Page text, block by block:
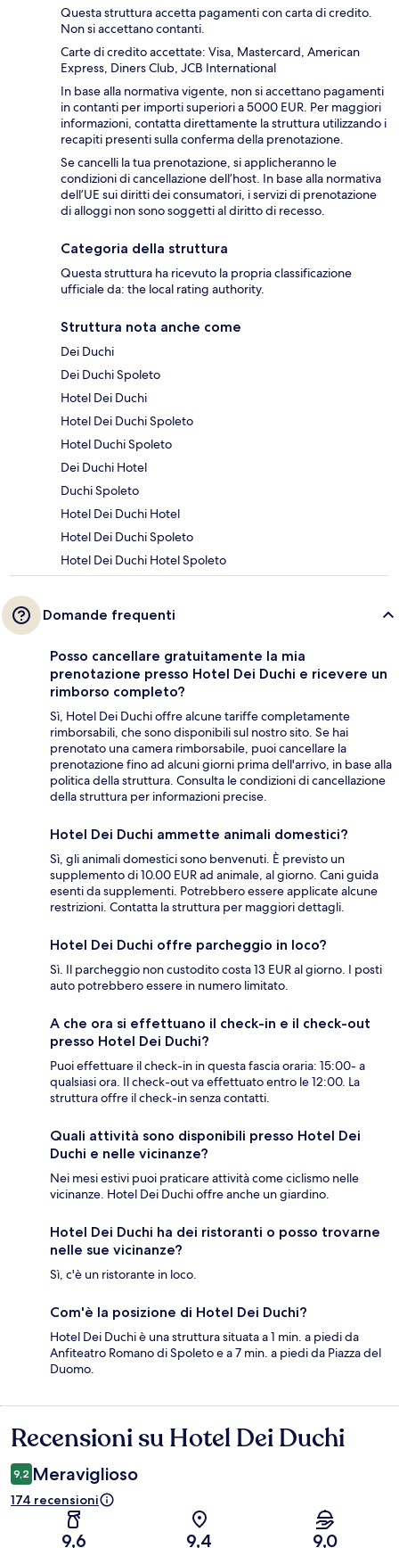
Questa struttura accetta pagamenti con carta di credito.
Non si accettano contanti.
Carte di credito accettate: Visa, Mastercard, American
Express, Diners Club, JCB International
In base alla normativa vigente, non si accettano pagamenti
in contanti per importi superiori a 5000 EUR. Per maggiori
informazioni, contatta direttamente la struttura utilizzando i
recapiti presenti sulla conferma della prenotazione.
Se cancelli la tua prenotazione, si applicheranno le
condizioni di cancellazione dell’host. In base alla normativa
dell’UE sui diritti dei consumatori, i servizi di prenotazione
di alloggi non sono soggetti al diritto di recesso.
Categoria della struttura
Questa struttura ha ricevuto la propria classificazione
ufficiale da: the local rating authority.
Struttura nota anche come
Dei Duchi
Dei Duchi Spoleto
Hotel Dei Duchi
Hotel Dei Duchi Spoleto
Hotel Duchi Spoleto
Dei Duchi Hotel
Duchi Spoleto
Hotel Dei Duchi Hotel
Hotel Dei Duchi Spoleto
Hotel Dei Duchi Hotel Spoleto
Domande frequenti
Posso cancellare gratuitamente la mia
prenotazione presso Hotel Dei Duchi e ricevere un
rimborso completo?
Sì, Hotel Dei Duchi offre alcune tariffe completamente
rimborsabili, che sono disponibili sul nostro sito. Se hai
prenotato una camera rimborsabile, puoi cancellare la
prenotazione fino ad alcuni giorni prima dell'arrivo, in base alla
politica della struttura. Consulta le condizioni di cancellazione
della struttura per informazioni precise.
Hotel Dei Duchi ammette animali domestici?
Sì, gli animali domestici sono benvenuti. È previsto un
supplemento di 10.00 EUR ad animale, al giorno. Cani guida
esenti da supplementi. Potrebbero essere applicate alcune
restrizioni. Contatta la struttura per maggiori dettagli.
Hotel Dei Duchi offre parcheggio in loco?
Sì. Il parcheggio non custodito costa 13 EUR al giorno. I posti
auto potrebbero essere in numero limitato.
A che ora si effettuano il check-in e il check-out
presso Hotel Dei Duchi?
Puoi effettuare il check-in in questa fascia oraria: 15:00- a
qualsiasi ora. Il check-out va effettuato entro le 12:00. La
struttura offre il check-in senza contatti.
Quali attività sono disponibili presso Hotel Dei
Duchi e nelle vicinanze?
Nei mesi estivi puoi praticare attività come ciclismo nelle
vicinanze. Hotel Dei Duchi offre anche un giardino.
Hotel Dei Duchi ha dei ristoranti o posso trovarne
nelle sue vicinanze?
Sì, c'è un ristorante in loco.
Com'è la posizione di Hotel Dei Duchi?
Hotel Dei Duchi è una struttura situata a 1 min. a piedi da
Anfiteatro Romano di Spoleto e a 7 min. a piedi da Piazza del
Duomo.
Recensioni
Recensioni su Hotel Dei Duchi
9,2 Meraviglioso
174 recensioni
9,6 9,4 9,0